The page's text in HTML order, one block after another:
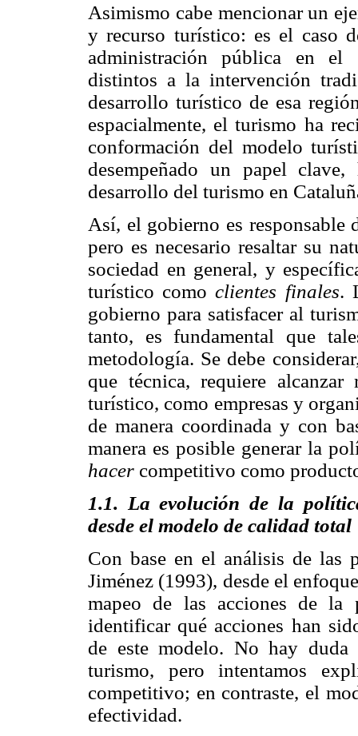
Asimismo cabe mencionar un
y recurso turístico: es el caso
administración pública en el
distintos a la intervención
desarrollo turístico de esa
espacialmente, el turismo ha
conformación del modelo
desempeñado un papel
desarrollo del turismo en
Así, el gobierno es
pero es necesario resaltar su
sociedad en general, y
turístico comoclientes finales.
gobierno para satisfacer al
tanto, es fundamental que
metodología. Se debe
que técnica, requiere
turístico, como empresas y
de manera coordinada y con
manera es posible generar la
hacer competitivo como
1.1. La evolución de la
desde el modelo de calidad total
Con base en el análisis de las
Jiménez (1993), desde el
mapeo de las acciones de
identificar qué acciones han
de este modelo. No hay
turismo, pero intentamos
competitivo; en contraste, el
efectividad.